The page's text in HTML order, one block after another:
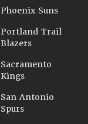
Phoenix Suns
Portland Trail
Blazers
Sacramento
Kings
San Antonio
Spurs